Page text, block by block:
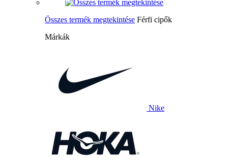
Összes termék megtekintése Férfi cipők
Márkák
Nike